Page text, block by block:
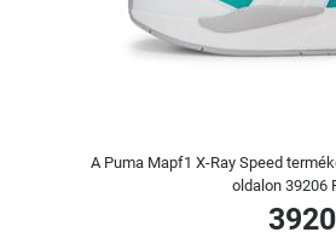
A Puma Mapf1 X-Ray Speed
oldalon 39206